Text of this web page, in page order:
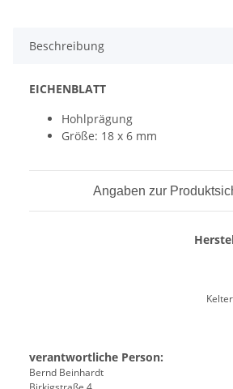
Beschreibung
EICHENBLATT
Hohlprägung
Größe: 18 x 6 mm
Angaben zur
verantwortliche Person:
Bernd Beinhardt